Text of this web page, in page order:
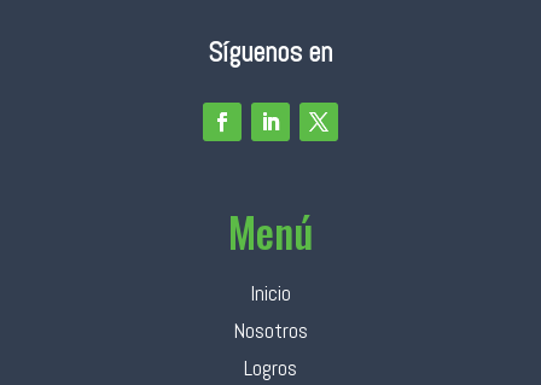
Síguenos en
Menú
Inicio
Nosotros
Logros